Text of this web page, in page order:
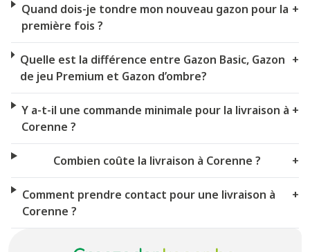
Quand dois-je tondre mon nouveau gazon pour la
première fois ?
+
Quelle est la différence entre Gazon Basic, Gazon
de jeu Premium et Gazon d’ombre?
+
Y a-t-il une commande minimale pour la livraison à
Corenne ?
+
Combien coûte la livraison à Corenne ? +
Comment prendre contact pour une livraison à
Corenne ?
+